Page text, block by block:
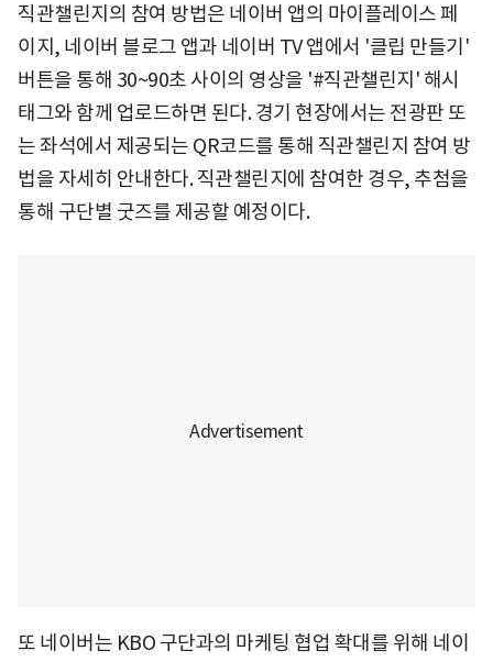
직관챌린지의 참여 방법은 네이버 앱의 마이플레이스 페
이지, 네이버 블로그 앱과 네이버 TV 앱에서 '클립 만들기'
버튼을 통해 30~90초 사이의 영상을 '#직관챌린지' 해시
태그와 함께 업로드하면 된다. 경기 현장에서는 전광판 또
는 좌석에서 제공되는 QR코드를 통해 직관챌린지 참여 방
법을 자세히 안내한다. 직관챌린지에 참여한 경우, 추첨을
통해 구단별 굿즈를 제공할 예정이다.
또 네이버는 KBO 구단과의 마케팅 협업 확대를 위해 네이